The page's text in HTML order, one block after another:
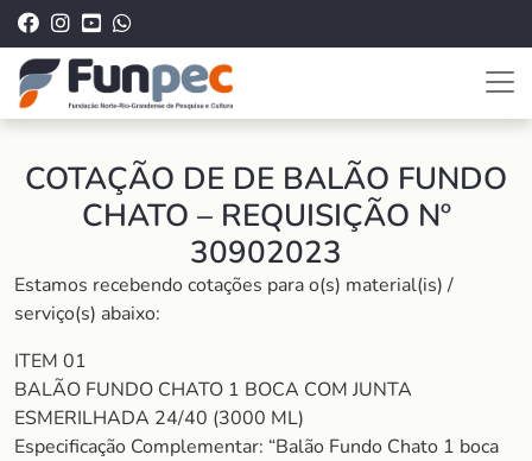
COTAÇÃO DE DE BALÃO FUNDO
CHATO – REQUISIÇÃO Nº
30902023
Estamos recebendo cotações para o(s) material(is) /
serviço(s) abaixo:
ITEM 01
BALÃO FUNDO CHATO 1 BOCA COM JUNTA
ESMERILHADA 24/40 (3000 ML)
Especificação Complementar: “Balão Fundo Chato 1 boca